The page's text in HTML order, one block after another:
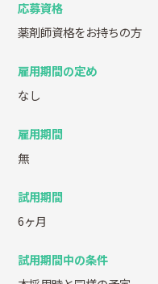
応募資格
薬剤師資格をお持ちの方
雇用期間の定め
なし
雇用期間
無
試用期間
6ヶ月
試用期間中の条件